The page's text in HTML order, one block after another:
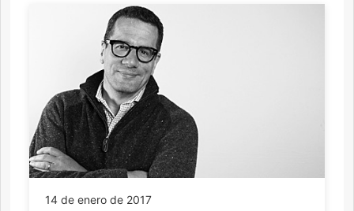
14 de enero de 2017